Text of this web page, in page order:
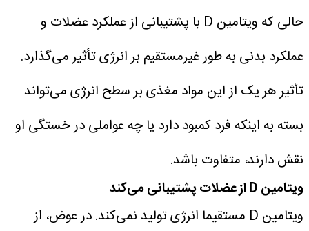
حالی که ویتامین D با پشتیبانی از عملکرد عضلات و
عملکرد بدنی به طور غیرمستقیم بر انرژی تأثیر می‌گذارد.
تأثیر هر یک از این مواد مغذی بر سطح انرژی می‌تواند
بسته به اینکه فرد کمبود دارد یا چه عواملی در خستگی او
نقش دارند، متفاوت باشد.
ویتامین D از عضلات پشتیبانی می‌کند
ویتامین D مستقیما انرژی تولید نمی‌کند. در عوض، از